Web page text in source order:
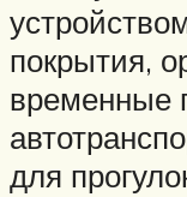
покрытия,
временные
для